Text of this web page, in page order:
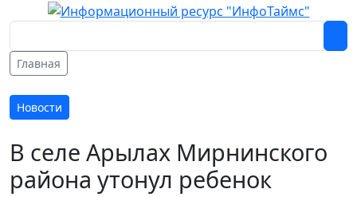
Главная
Новости
В селе Арылах Мирнинского
района утонул ребенок